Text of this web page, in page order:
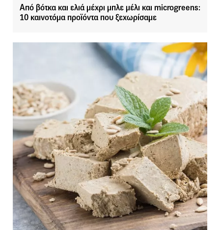
Από βότκα και ελιά μέχρι μπλε μέλι και microgreens:
10 καινοτόμα προϊόντα που ξεχωρίσαμε